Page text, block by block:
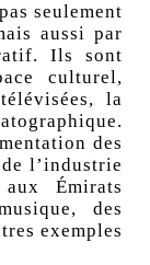
seulement
aussi par
Ils sont
culturel,
la
des
l’industrie
Émirats
des
exemples